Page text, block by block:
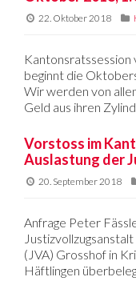
22. Oktober 2018
beginnt die
Wir werden von
Geld aus ihren
Vorstoss im
Auslastung der
20. September 2018
Anfrage Peter
(JVA) Grosshof in
Häftlingen